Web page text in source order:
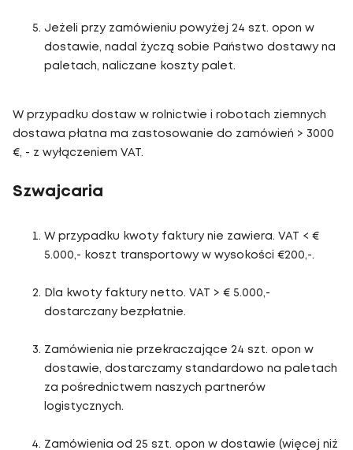
Jeżeli przy zamówieniu powyżej 24 szt. opon w
dostawie, nadal życzą sobie Państwo dostawy na
paletach, naliczane koszty palet.
W przypadku dostaw w rolnictwie i robotach ziemnych
dostawa płatna ma zastosowanie do zamówień > 3000
€, - z wyłączeniem VAT.
Szwajcaria
W przypadku kwoty faktury nie zawiera. VAT < €
5.000,- koszt transportowy w wysokości €200,-.
Dla kwoty faktury netto. VAT > € 5.000,-
dostarczany bezpłatnie.
Zamówienia nie przekraczające 24 szt. opon w
dostawie, dostarczamy standardowo na paletach
za pośrednictwem naszych partnerów
logistycznych.
Zamówienia od 25 szt. opon w dostawie (więcej niż